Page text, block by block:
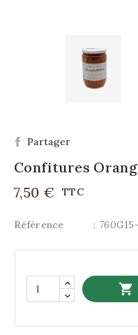
Partager
Confitures
7,50 €
TTC
Référence :
